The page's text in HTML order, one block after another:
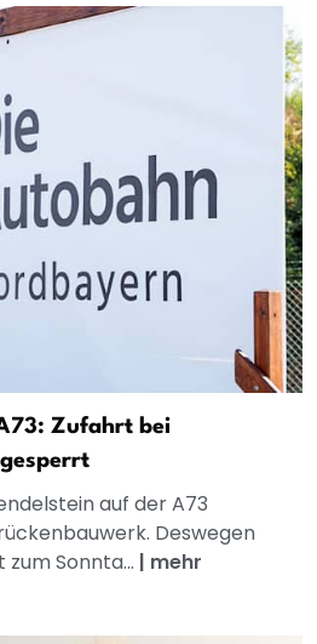
Zufahrt bei
auf der A73
Deswegen
Sonnta... | mehr